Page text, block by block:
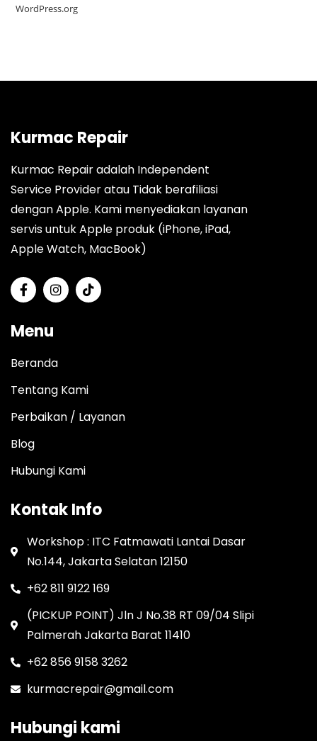
WordPress.org
Kurmac Repair
Kurmac Repair adalah Independent
Service Provider atau Tidak berafiliasi
dengan Apple. Kami menyediakan layanan
servis untuk Apple produk (iPhone, iPad,
Apple Watch, MacBook)
Menu
Beranda
Tentang Kami
Perbaikan / Layanan
Blog
Hubungi Kami
Kontak Info
Workshop : ITC Fatmawati Lantai Dasar
No.144, Jakarta Selatan 12150
+62 811 9122 169
(PICKUP POINT) Jln J No.38 RT 09/04 Slipi
Palmerah Jakarta Barat 11410
+62 856 9158 3262
kurmacrepair@gmail.com
Hubungi kami